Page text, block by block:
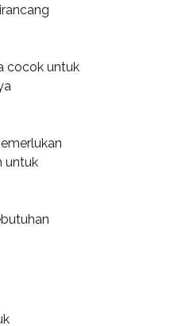
cocok untuk
untuk